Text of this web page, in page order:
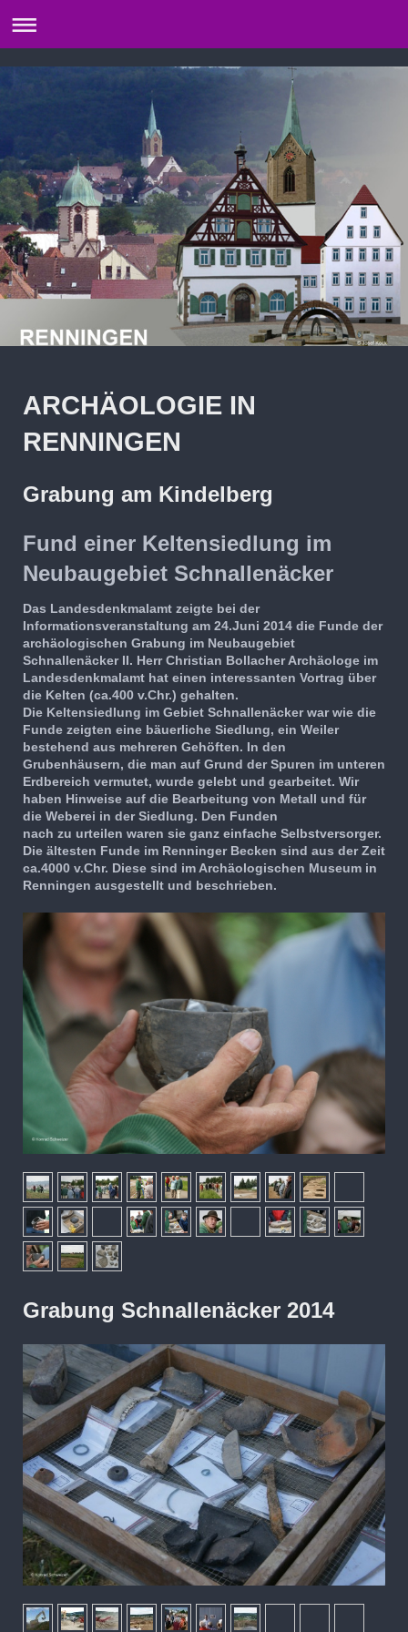
ARCHÄOLOGIE IN
RENNINGEN
Grabung am Kindelberg
Fund einer Keltensiedlung im
Neubaugebiet Schnallenäcker
Das Landesdenkmalamt zeigte bei der
Informationsveranstaltung am 24.Juni 2014 die Funde der
archäologischen Grabung im Neubaugebiet
Schnallenäcker II. Herr Christian Bollacher Archäologe im
Landesdenkmalamt hat einen interessanten Vortrag über
die Kelten (ca.400 v.Chr.) gehalten.
Die Keltensiedlung im Gebiet Schnallenäcker war wie die
Funde zeigten eine bäuerliche Siedlung, ein Weiler
bestehend aus mehreren Gehöften. In den
Grubenhäusern, die man auf Grund der Spuren im unteren
Erdbereich vermutet, wurde gelebt und gearbeitet. Wir
haben Hinweise auf die Bearbeitung von Metall und für
die Weberei in der Siedlung. Den Funden
nach zu urteilen waren sie ganz einfache Selbstversorger.
Die ältesten Funde im Renninger Becken sind aus der Zeit
ca.4000 v.Chr. Diese sind im Archäologischen Museum in
Renningen ausgestellt und beschrieben.
Grabung Schnallenäcker 2014